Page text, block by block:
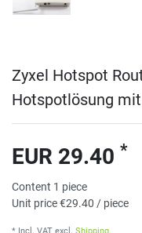
Zyxel Hotspot
Hotspotlösung
EUR 29.40 *
Content 1 piece
Unit price€29.40 / piece